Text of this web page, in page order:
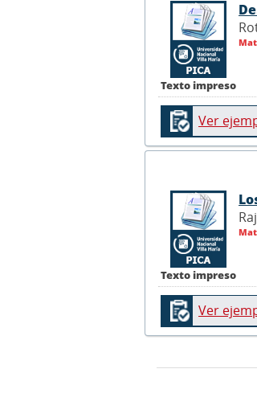
Texto impreso
Ver
Texto impreso
Ver